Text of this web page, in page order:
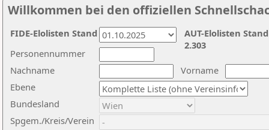
Willkommen bei den offiziellen
Nachname
Vorname
Ebene
Personennummer
Bundesland
Spgem./Kreis/Verein
AUT-Elolisten
2.303
FIDE-Elolisten Stand